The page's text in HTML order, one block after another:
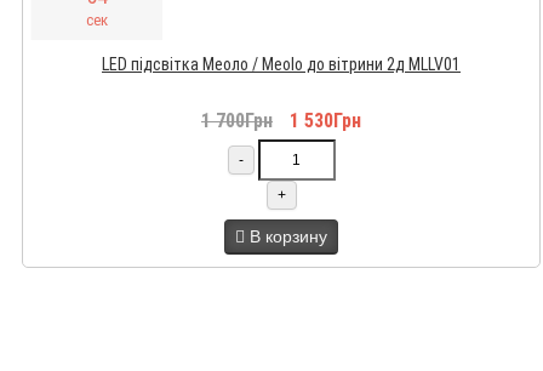
сек
LED підсвітка Меоло / Meolo до вітрини 2д MLLV01
1 700Грн 1 530Грн
-
+
В корзину